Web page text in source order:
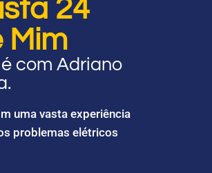
24
Mim
com Adriano
uma vasta experiência
problemas elétricos